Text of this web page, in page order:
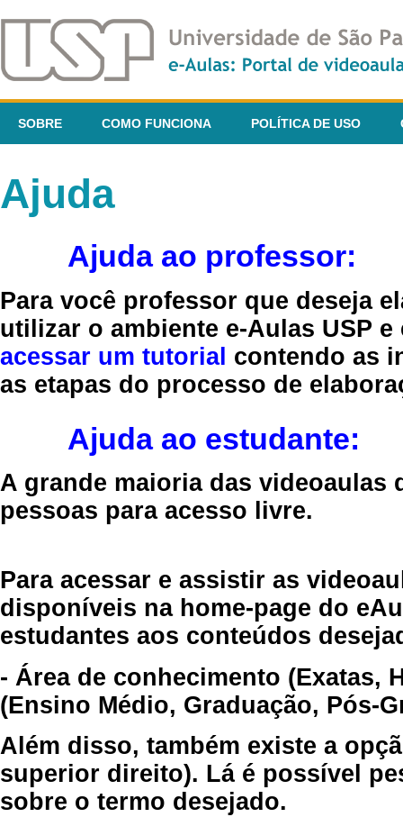
SOBRE COMO FUNCIONA POLÍTICA DE USO
Ajuda
Ajuda ao professor:
Para você professor que deseja
utilizar o ambiente e-Aulas USP
acessar um tutorial contendo as
as etapas do processo de
Ajuda ao estudante:
A grande maioria das videoaulas
pessoas para acesso livre.
Para acessar e assistir as
disponíveis na home-page do
estudantes aos conteúdos
- Área de conhecimento (Exatas,
(Ensino Médio, Graduação, Pós-
Além disso, também existe a
superior direito). Lá é possível
sobre o termo desejado.